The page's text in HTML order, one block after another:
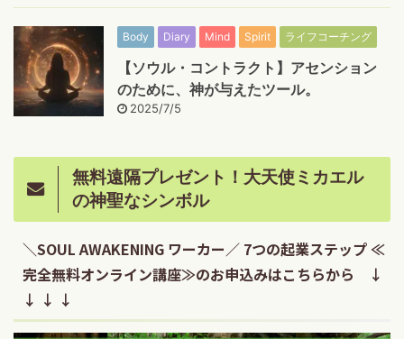
Body Diary Mind Spirit ライフコーチング
【ソウル・コントラクト】アセンション
のために、神が与えたツール。
2025/7/5
無料遠隔プレゼント！大天使ミカエル
の神聖なシンボル
＼SOUL AWAKENING ワーカー／ 7つの起業ステップ ≪
完全無料オンライン講座≫のお申込みはこちらから ↓
↓ ↓ ↓